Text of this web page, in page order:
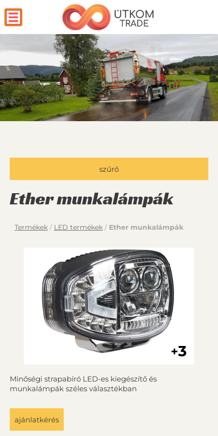
szűrő
Ether munkalámpák
Termékek / LED termékek / Ether munkalámpák
ajánlatkérés
Minőségi strapabíró LED-es kiegészítő és
munkalámpák széles választékban
+3